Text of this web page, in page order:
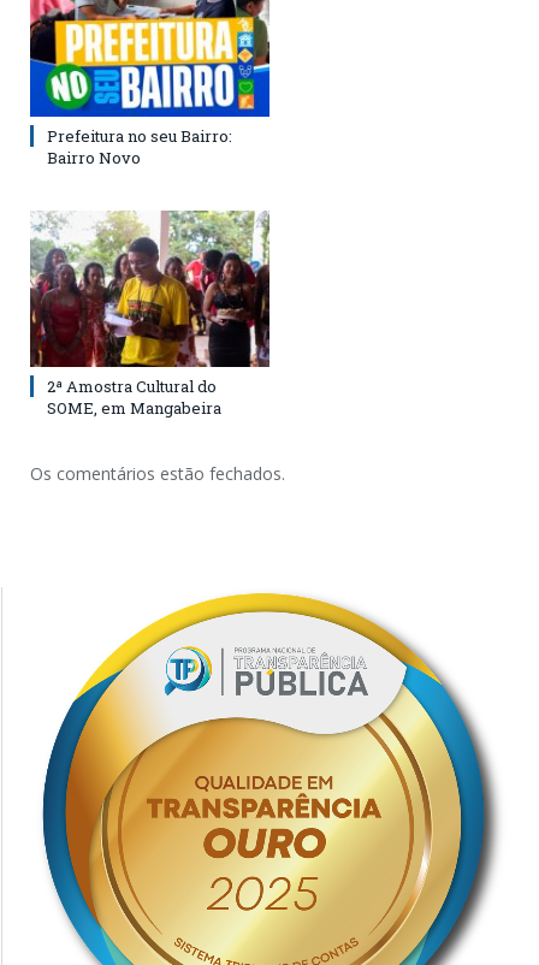
Prefeitura no seu Bairro:
Bairro Novo
2ª Amostra Cultural do
SOME, em Mangabeira
Os comentários estão fechados.